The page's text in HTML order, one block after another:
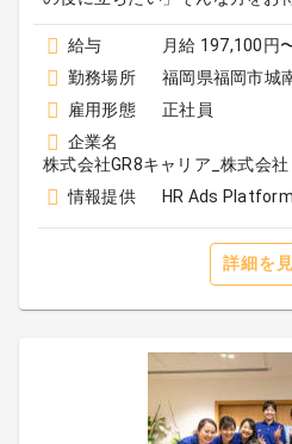
給与
月給 197,100円
勤務場所
福岡県福岡市城
雇用形態
正社員
企業名
株式会社GR8キャリア_株式会社
情報提供
HR Ads Platform
詳細を